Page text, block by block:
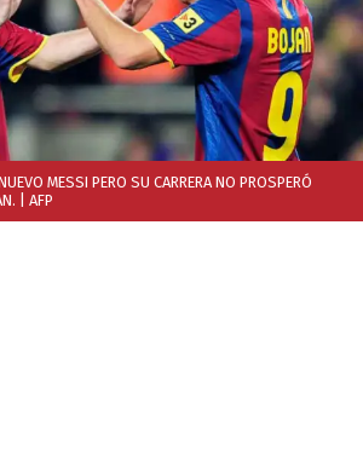
MESSI PERO SU CARRERA NO PROSPERÓ
| AFP